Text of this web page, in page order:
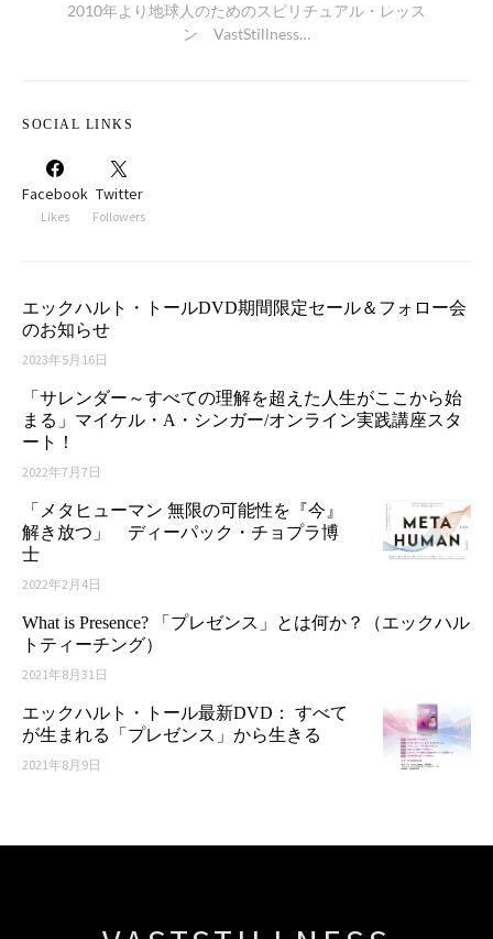
2010年より地球人のためのスピリチュアル・レッス
ン VastStillness…
SOCIAL LINKS
Facebook
Likes
Twitter
Followers
エックハルト・トールDVD期間限定セール＆フォロー会
のお知らせ
2023年5月16日
「サレンダー～すべての理解を超えた人生がここから始
まる」マイケル・A・シンガー/オンライン実践講座スタ
ート！
2022年7月7日
「メタヒューマン 無限の可能性を『今』
解き放つ」 ディーパック・チョプラ博
士
2022年2月4日
What is Presence? 「プレゼンス」とは何か？（エックハル
トティーチング）
2021年8月31日
エックハルト・トール最新DVD： すべて
が生まれる「プレゼンス」から生きる
2021年8月9日